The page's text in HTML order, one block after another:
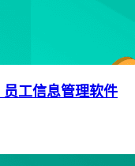
工信息管理软件